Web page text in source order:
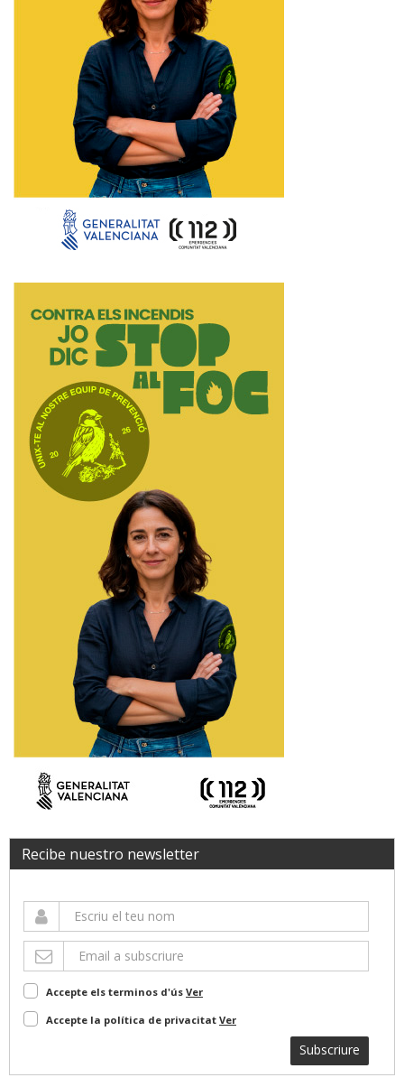
Recibe nuestro newsletter
Accepte els terminos d'ús Ver
Accepte la política de privacitat Ver
Subscriure